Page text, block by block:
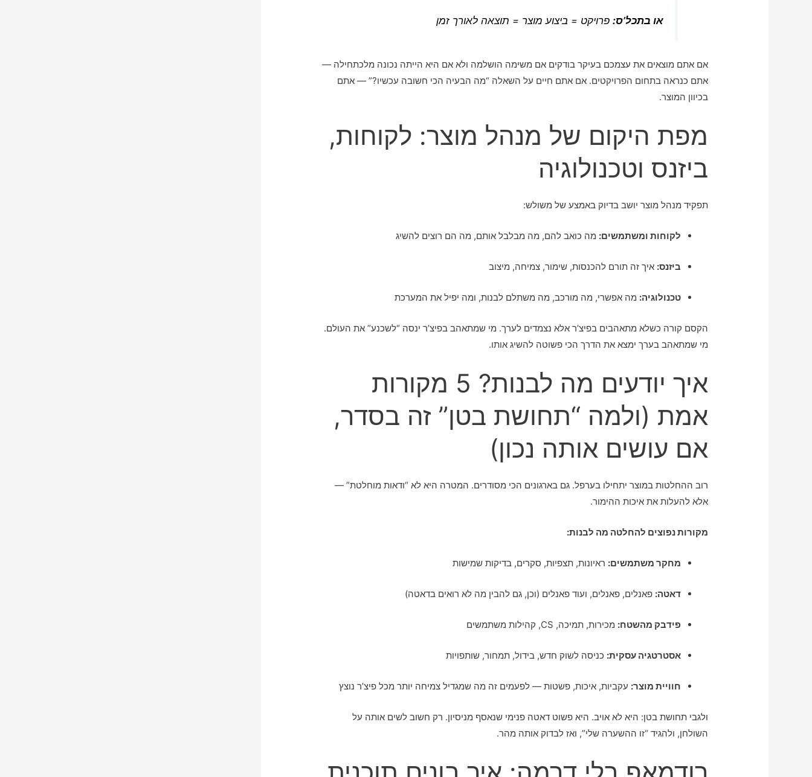
או בתכל’ס: פרויקט = ביצוע מוצר = תוצאה לאורך זמן
אם אתם מוצאים את עצמכם בעיקר בודקים אם משימה הושלמה ולא אם היא הייתה נכונה מלכתחילה —
אתם כנראה בתחום הפרויקטים. אם אתם חיים על השאלה “מה הבעיה הכי חשובה עכשיו?” — אתם
בכיוון המוצר.
מפת היקום של מנהל מוצר: לקוחות,
ביזנס וטכנולוגיה
תפקיד מנהל מוצר יושב בדיוק באמצע של משולש:
לקוחות ומשתמשים: מה כואב להם, מה מבלבל אותם, מה הם רוצים להשיג
ביזנס: איך זה תורם להכנסות, שימור, צמיחה, מיצוב
טכנולוגיה: מה אפשרי, מה מורכב, מה משתלם לבנות, ומה יפיל את המערכת
הקסם קורה כשלא מתאהבים בפיצ’ר אלא נצמדים לערך. מי שמתאהב בפיצ’ר ינסה “לשכנע” את העולם.
מי שמתאהב בערך ימצא את הדרך הכי פשוטה להשיג אותו.
איך יודעים מה לבנות? 5 מקורות
אמת (ולמה “תחושת בטן” זה בסדר,
אם עושים אותה נכון)
רוב ההחלטות במוצר יתחילו בערפל. גם בארגונים הכי מסודרים. המטרה היא לא “ודאות מוחלטת” —
אלא להעלות את איכות ההימור.
מקורות נפוצים להחלטה מה לבנות:
מחקר משתמשים: ראיונות, תצפיות, סקרים, בדיקות שמישות
דאטה: פאנלים, פאנלים, ועוד פאנלים (וכן, גם להבין מה לא רואים בדאטה)
פידבק מהשטח: מכירות, תמיכה, CS, קהילות משתמשים
אסטרטגיה עסקית: כניסה לשוק חדש, בידול, תמחור, שותפויות
חוויית מוצר: עקביות, איכות, פשטות — לפעמים זה מה שמגדיל צמיחה יותר מכל פיצ’ר נוצץ
ולגבי תחושת בטן: היא לא אויב. היא פשוט דאטה פנימי שנאסף מניסיון. רק חשוב לשים אותה על
השולחן, ולהגיד “זו ההשערה שלי”, ואז לבדוק אותה מהר.